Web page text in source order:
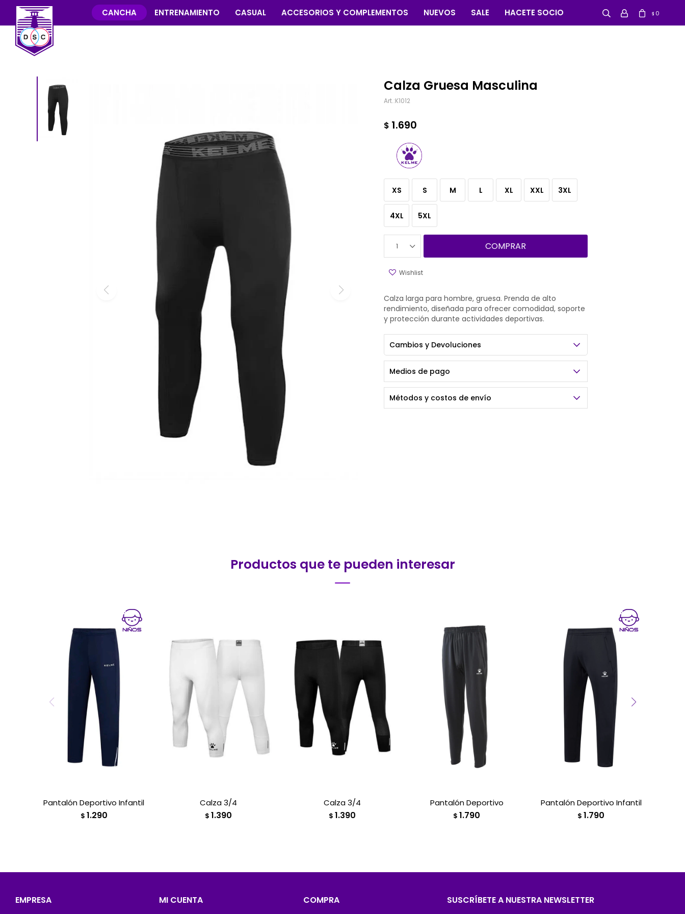
CANCHA ENTRENAMIENTO CASUAL ACCESORIOS Y COMPLEMENTOS NUEVOS SALE HACETE SOCIO $ 0
Calza Gruesa Masculina
K1012
$ 1.690
XS S M L XL XXL 3XL
4XL 5XL
1 COMPRAR
Calza larga para hombre, gruesa. Prenda de alto
rendimiento, diseñada para ofrecer comodidad, soporte
y protección durante actividades deportivas.
Cambios y Devoluciones
Medios de pago
Métodos y costos de envío
Productos que te pueden interesar
Pantalón Deportivo Infantil
$ 1.290
Calza 3/4
$ 1.390
Calza 3/4
$ 1.390
Pantalón Deportivo
$ 1.790
Pantalón Deportivo Infantil
$ 1.790
SUSCRÍBETE A NUESTRA NEWSLETTER
EMPRESA MI CUENTA COMPRA